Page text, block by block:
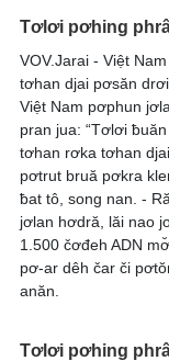
Tơlơi pơhing
VOV.Jarai - Việt
tơhan djai pơsăn
Việt Nam pơphun
pran jua: “Tơlơi
tơhan rơka tơhan
pơtrut bruă pơkra
ƀat tô, song nan. -
jơlan hơdră, lăi nao
1.500 čơđeh ADN
pơ-ar dêh čar či
anăn.
Tơlơi pơhing